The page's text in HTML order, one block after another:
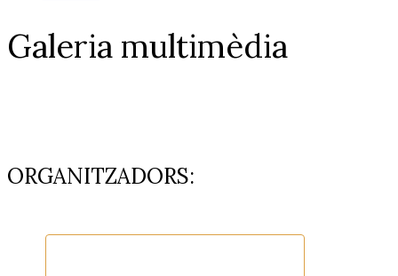
Galeria multimèdia
ORGANITZADORS: